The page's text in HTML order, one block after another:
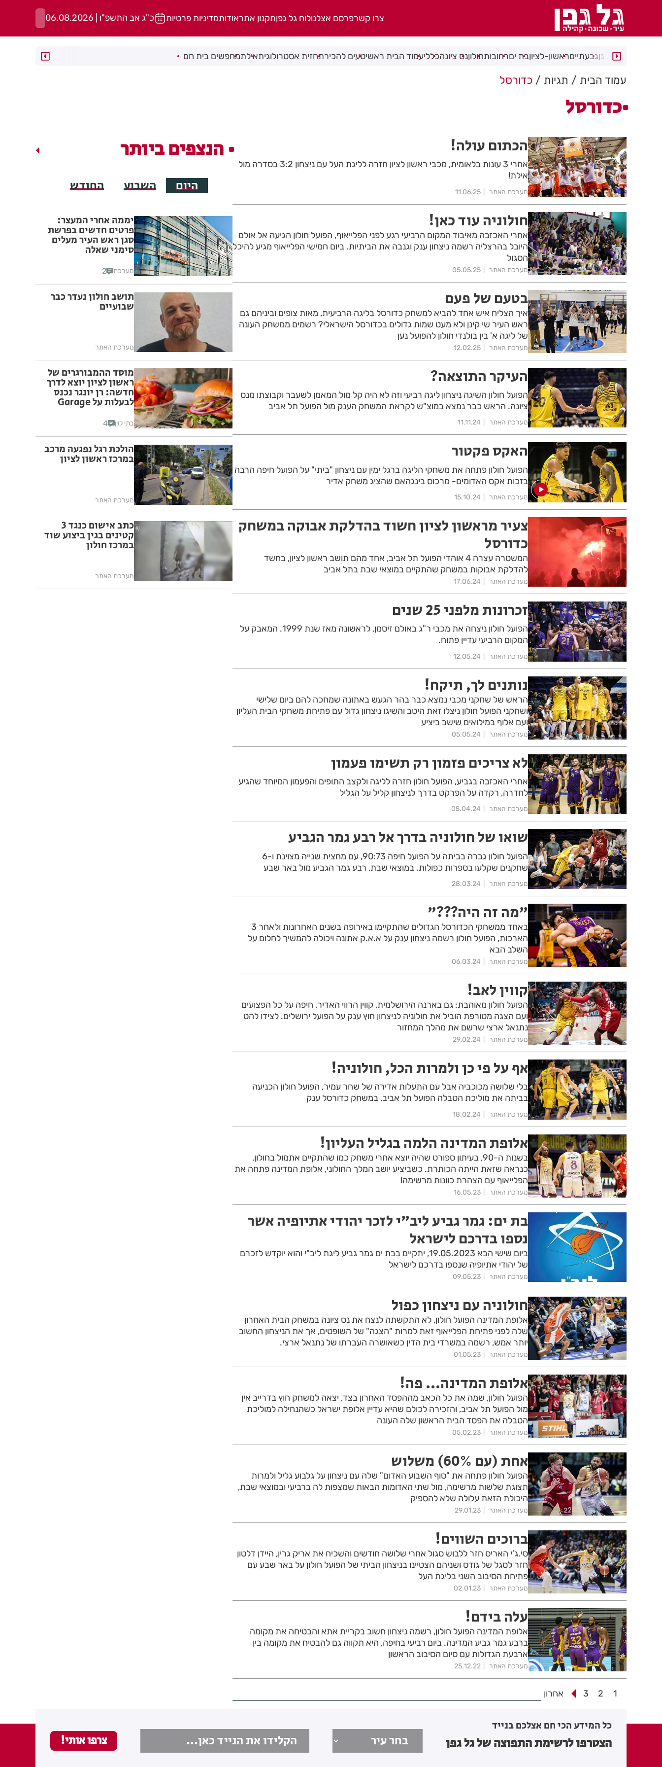
צרו קשרפרסם אצלנולוח גל גפןתקנון אתראודותמדיניות פרטיות כ"ג אב התשפ"ו | 06.08.2026
רמת גןגבעתייםראשון-לציוןבת יםרחובותחולוןנס ציונהכלליעמוד הבית ראשיטעים להכירתחזית אסטרולוגיתאילתמחפשים בית חם
עמוד הבית תגיות כדורסל
כדורסל
הכתום עולה!
אחרי 3 עונות בלאומית, מכבי ראשון לציון חזרה לליגת העל עם ניצחון 3:2 בסדרה מול
אילת!
מערכת האתר 11.06.25
חולוניה עוד כאן!
אחרי האכזבה מאיבוד המקום הרביעי רגע לפני הפלייאוף, הפועל חולון הגיעה אל אולם
היובל בהרצליה רשמה ניצחון ענק וגנבה את הביתיות. ביום חמישי הפלייאוף מגיע להיכל
הסגול
מערכת האתר 05.05.25
בטעם של פעם
איך הצליח איש אחד להביא למשחק כדורסל בליגה הרביעית, מאות צופים וביניהם גם
ראש העיר שי קינן ולא מעט שמות גדולים בכדורסל הישראלי? רשמים ממשחק העונה
של ליגה א' בין בולנדי חולון להפועל נען
מערכת האתר 12.02.25
העיקר התוצאה?
הפועל חולון השיגה ניצחון ליגה רביעי וזה לא היה קל מול המאמן לשעבר וקבוצתו מנס
ציונה. הראש כבר נמצא במוצ"ש לקראת המשחק הענק מול הפועל תל אביב
מערכת האתר 11.11.24
האקס פקטור
הפועל חולון פתחה את משחקי הליגה ברגל ימין עם ניצחון "ביתי" על הפועל חיפה הרבה
בזכות אקס האדומים- מרכוס בינגהאם שהציג משחק אדיר
מערכת האתר 15.10.24
צעיר מראשון לציון חשוד בהדלקת אבוקה במשחק
כדורסל
המשטרה עצרה 4 אוהדי הפועל תל אביב, אחד מהם תושב ראשון לציון, בחשד
להדלקת אבוקות במשחק שהתקיים במוצאי שבת בתל אביב
מערכת האתר 17.06.24
זכרונות מלפני 25 שנים
הפועל חולון ניצחה את מכבי ר"ג באולם זיסמן, לראשונה מאז שנת 1999. המאבק על
המקום הרביעי עדיין פתוח.
מערכת האתר 12.05.24
נותנים לך, תיקח!
הראש של שחקני מכבי נמצא כבר בהר הגעש באתונה שמחכה להם ביום שלישי
ושחקני הפועל חולון ניצלו זאת היטב והשיגו ניצחון גדול עם פתיחת משחקי הבית העליון
ועם אלוף במילואים שישב ביציע
מערכת האתר 05.05.24
לא צריכים פזמון רק תשימו פעמון
אחרי האכזבה בגביע, הפועל חולון חזרה לליגה ולקצב התופים והפעמון המיוחד שהגיע
לחדרה, רקדה על הפרקט בדרך לניצחון קליל על הגליל
מערכת האתר 05.04.24
שואו של חולוניה בדרך אל רבע גמר הגביע
הפועל חולון גברה בביתה על הפועל חיפה 90:73, עם מחצית שנייה מצוינת ו-6
שחקנים שקלעו בספרות כפולות. במוצאי שבת, רבע גמר הגביע מול באר שבע
מערכת האתר 28.03.24
"מה זה היה???"
באחד ממשחקי הכדורסל הגדולים שהתקיימו באירופה בשנים האחרונות ולאחר 3
הארכות, הפועל חולון רשמה ניצחון ענק על א.א.ק אתונה ויכולה להמשיך לחלום על
השלב הבא
מערכת האתר 06.03.24
קווין לאב!
הפועל חולון מאוהבת: גם בארנה הירושלמית, קווין הרווי האדיר, חיפה על כל הפצועים
ועם הצגה מטורפת הוביל את חולוניה לניצחון חוץ ענק על הפועל ירושלים. לצידו להט
נתנאל ארצי שרשם את מהלך המחזור
מערכת האתר 29.02.24
אף על פי כן ולמרות הכל, חולוניה!
בלי שלושה מכוכביה אבל עם התעלות אדירה של שחר עמיר, הפועל חולון הכניעה
בביתה את מוליכת הטבלה הפועל תל אביב, במשחק כדורסל ענק
מערכת האתר 18.02.24
אלופת המדינה הלמה בגליל העליון!
בשנות ה-90, בעיתון ספורט שהיה יוצא אחרי משחק כמו שהתקיים אתמול בחולון,
כנראה שזאת הייתה הכותרת. כשביציע יושב המלך החולוני, אלופת המדינה פתחה את
הפלייאוף עם הצהרת כוונות מרשימה!
מערכת האתר 16.05.23
בת ים: גמר גביע ליב"י לזכר יהודי אתיופיה אשר
נספו בדרכם לישראל
ביום שישי הבא 19.05.2023, יתקיים בבת ים גמר גביע ליגת ליב"י והוא יוקדש לזכרם
של יהודי אתיופיה שנספו בדרכם לישראל
מערכת האתר 09.05.23
חולוניה עם ניצחון כפול
אלופת המדינה הפועל חולון, לא התקשתה לנצח את נס ציונה במשחק הבית האחרון
שלה לפני פתיחת הפלייאוף זאת למרות "הצגה" של השופטים, אך את הניצחון החשוב
יותר אמש, רשמה במשרדי בית הדין כשאושרה העברתו של נתנאל ארצי.
מערכת האתר 01.05.23
אלופת המדינה... פה!
הפועל חולון, שמה את כל הכאב מההפסד האחרון בצד, יצאה למשחק חוץ בדרייב אין
מול הפועל תל אביב, והזכירה לכולם שהיא עדיין אלופת ישראל כשהנחילה למוליכת
הטבלה את הפסד הבית הראשון שלה העונה
מערכת האתר 05.02.23
אחת (עם 60%) משלוש
הפועל חולון פתחה את "סוף השבוע האדום" שלה עם ניצחון על גלבוע גליל ולמרות
תצוגת שלשות מרשימה, מול שתי האדומות הבאות שמצפות לה ברביעי ובמוצאי שבת,
היכולת הזאת עלולה שלא להספיק
מערכת האתר 29.01.23
ברוכים השווים!
סי.ג'י האריס חזר ללבוש סגול אחרי שלושה חודשים והשכיח את אריק גרין, היידן דלטון
חזר לסגל של גודס ושניהם הצטיינו בניצחון הביתי של הפועל חולון על באר שבע עם
פתיחת הסיבוב השני בליגת העל
מערכת האתר 02.01.23
עלה בידם!
אלופת המדינה הפועל חולון, רשמה ניצחון חשוב בקריית אתא והבטיחה את מקומה
ברבע גמר גביע המדינה. ביום רביעי בחיפה, היא תקווה גם להבטיח את מקומה בין
ארבעת הגדולות עם סיום הסיבוב הראשון
מערכת האתר 25.12.22
1
2
3 אחרון
הנצפים ביותר
היום השבוע החודש
יממה אחרי המעצר:
פרטים חדשים בפרשת
סגן ראש העיר מעלים
סימני שאלה
מערכת 2
תושב חולון נעדר כבר
שבועיים
מערכת האתר
מוסד ההמבורגרים של
ראשון לציון יוצא לדרך
חדשה: רן יונגר נכנס
לבעלות על Garage
בתי לוין 4
הולכת רגל נפגעה מרכב
במרכז ראשון לציון
מערכת האתר
כתב אישום כנגד 3
קטינים בגין ביצוע שוד
במרכז חולון
מערכת האתר
כל המידע הכי חם אצלכם בנייד
הצטרפו לרשימת התפוצה של גל גפן